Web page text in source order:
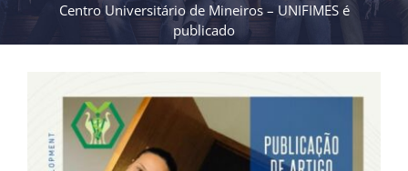
Centro Universitário de Mineiros – UNIFIMES é
publicado
Larger